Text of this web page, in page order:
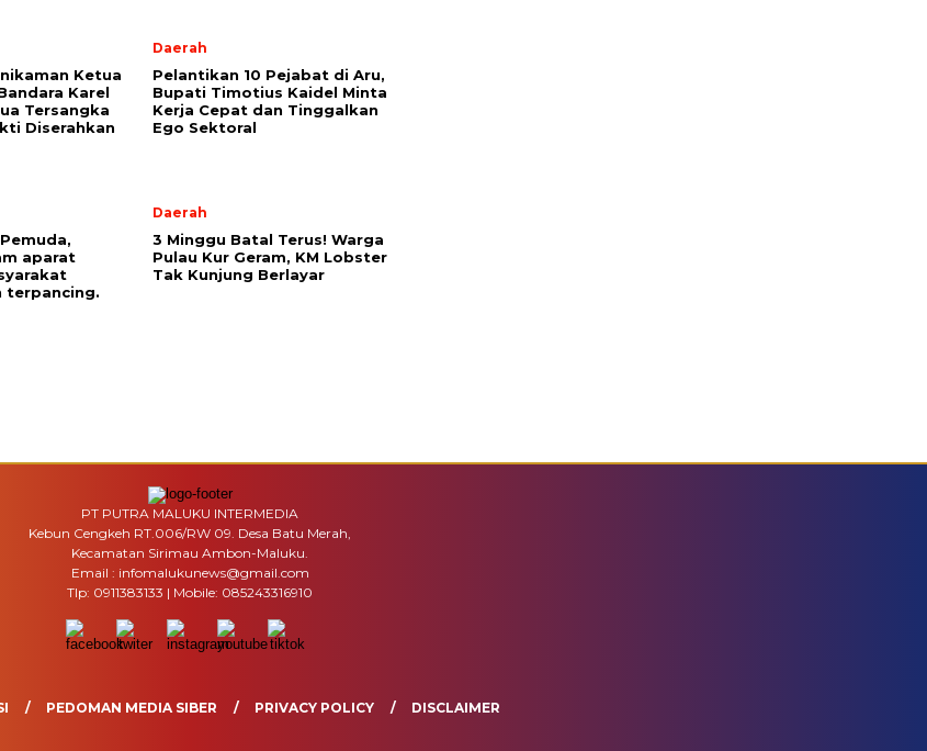
Ketua
Karel
Tersangka
Diserahkan
Daerah
Pelantikan 10 Pejabat di Aru,
Bupati Timotius Kaidel Minta
Kerja Cepat dan Tinggalkan
Ego Sektoral
aparat
terpancing.
Daerah
3 Minggu Batal Terus! Warga
Pulau Kur Geram, KM Lobster
Tak Kunjung Berlayar
PT PUTRA MALUKU INTERMEDIA
Kebun Cengkeh RT.006/RW 09. Desa Batu Merah,
Kecamatan Sirimau Ambon-Maluku.
Email : infomalukunews@gmail.com
Tlp: 0911383133 | Mobile: 085243316910
PEDOMAN MEDIA SIBER PRIVACY POLICY DISCLAIMER